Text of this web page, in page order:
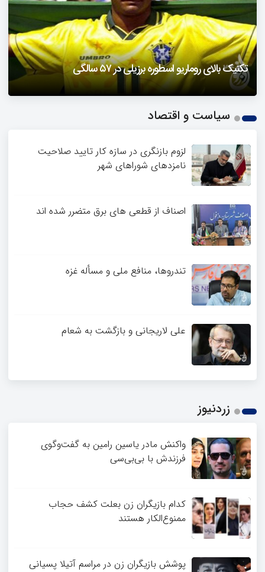
تکنیک بالای روماریو اسطوره برزیلی در ۵۷ سالگی
فیلمی از یک خواننده زن در توئیتر ضرغامی جنجالی شد
حمله تند مصطفی کواکبیان به مجری جنجالی صدا و سیما
دزفول را باید دید
2
سیاست و اقتصاد
لزوم بازنگری در سازه کار تایید صلاحیت
نامزدهای شوراهای شهر
اصناف از قطعی های برق متضرر شده اند
تندروها، منافع ملی و مسأله غزه
علی لاریجانی و بازگشت به شعام
زردنیوز
واکنش مادر یاسین رامین به گفت‌وگوی
فرزندش با بی‌بی‌سی
کدام بازیگران زن بعلت کشف حجاب
ممنوع‌الکار هستند
پوشش بازیگران زن در مراسم آتیلا پسیانی